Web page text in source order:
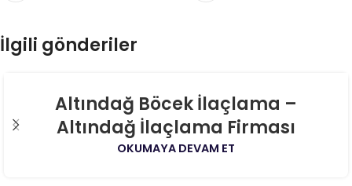
İlgili gönderiler
Altındağ Böcek İlaçlama –
Altındağ İlaçlama Firması
OKUMAYA DEVAM ET